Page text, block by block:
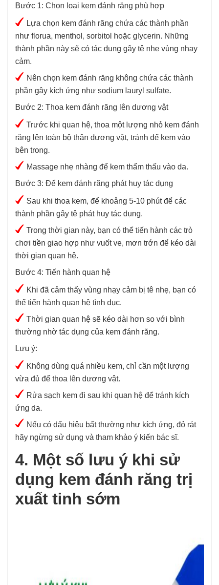
Bước 1: Chọn loại kem đánh răng phù hợp
Lựa chọn kem đánh răng chứa các thành phần
như florua, menthol, sorbitol hoặc glycerin. Những
thành phần này sẽ có tác dụng gây tê nhẹ vùng nhạy
cảm.
Nên chọn kem đánh răng không chứa các thành
phần gây kích ứng như sodium lauryl sulfate.
Bước 2: Thoa kem đánh răng lên dương vật
Trước khi quan hệ, thoa một lượng nhỏ kem đánh
răng lên toàn bộ thân dương vật, tránh để kem vào
bên trong.
Massage nhẹ nhàng để kem thẩm thấu vào da.
Bước 3: Để kem đánh răng phát huy tác dụng
Sau khi thoa kem, để khoảng 5-10 phút để các
thành phần gây tê phát huy tác dụng.
Trong thời gian này, bạn có thể tiến hành các trò
chơi tiền giao hợp như vuốt ve, mơn trớn để kéo dài
thời gian quan hệ.
Bước 4: Tiến hành quan hệ
Khi đã cảm thấy vùng nhạy cảm bị tê nhẹ, bạn có
thể tiến hành quan hệ tình dục.
Thời gian quan hệ sẽ kéo dài hơn so với bình
thường nhờ tác dụng của kem đánh răng.
Lưu ý:
Không dùng quá nhiều kem, chỉ cần một lượng
vừa đủ để thoa lên dương vật.
Rửa sạch kem đi sau khi quan hệ để tránh kích
ứng da.
Nếu có dấu hiệu bất thường như kích ứng, đỏ rát
hãy ngừng sử dụng và tham khảo ý kiến bác sĩ.
4. Một số lưu ý khi sử
dụng kem đánh răng trị
xuất tinh sớm